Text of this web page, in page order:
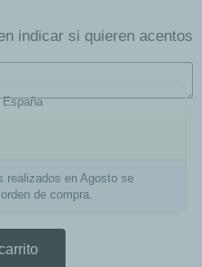
indicar si quieren acentos
realizados en Agosto se
orden de compra.